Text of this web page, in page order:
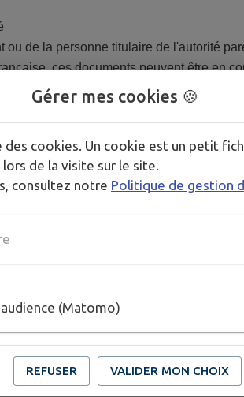
ou de la personne titulaire de l'autorité
ces documents peuvent être en
France ?
à l'étranger ?
élémentaire)
Gérer mes cookies 🍪
des cookies. Un cookie est un petit
de la visite sur le site.
consultez notre Politique de gestion
(Matomo)
REFUSER VALIDER MON CHOIX